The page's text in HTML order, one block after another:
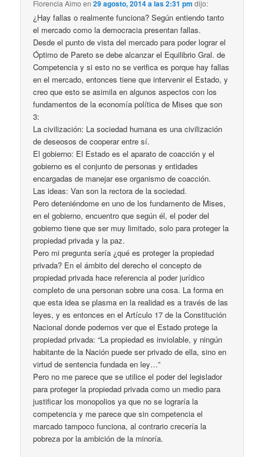
Florencia Aimo en29 agosto, 2014 a las 2:31 pm dijo:
¿Hay fallas o realmente funciona? Según entiendo tanto
el mercado como la democracia presentan fallas.
Desde el punto de vista del mercado para poder lograr el
Óptimo de Pareto se debe alcanzar el Equilibrio Gral. de
Competencia y si esto no se verifica es porque hay fallas
en el mercado, entonces tiene que intervenir el Estado, y
creo que esto se asimila en algunos aspectos con los
fundamentos de la economía política de Mises que son
3:
La civilización: La sociedad humana es una civilización
de deseosos de cooperar entre sí.
El gobierno: El Estado es el aparato de coacción y el
gobierno es el conjunto de personas y entidades
encargadas de manejar ese organismo de coacción.
Las ideas: Van son la rectora de la sociedad.
Pero deteniéndome en uno de los fundamento de Mises,
en el gobierno, encuentro que según él, el poder del
gobierno tiene que ser muy limitado, solo para proteger la
propiedad privada y la paz.
Pero mi pregunta sería ¿qué es proteger la propiedad
privada? En el ámbito del derecho el concepto de
propiedad privada hace referencia al poder jurídico
completo de una personan sobre una cosa. La forma en
que esta idea se plasma en la realidad es a través de las
leyes, y es entonces en el Artículo 17 de la Constitución
Nacional donde podemos ver que el Estado protege la
propiedad privada: “La propiedad es inviolable, y ningún
habitante de la Nación puede ser privado de ella, sino en
virtud de sentencia fundada en ley…”
Pero no me parece que se utilice el poder del legislador
para proteger la propiedad privada como un medio para
justificar los monopolios ya que no se lograría la
competencia y me parece que sin competencia el
marcado tampoco funciona, al contrario crecería la
pobreza por la ambición de la minoría.